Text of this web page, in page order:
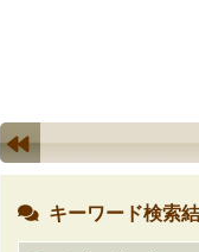
キーワード検索